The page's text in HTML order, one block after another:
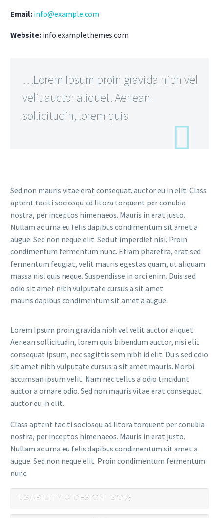
Email: info@example.com
Website: info.examplethemes.com
…Lorem Ipsum proin gravida nibh vel
velit auctor aliquet. Aenean
sollicitudin, lorem quis
Sed non mauris vitae erat consequat. auctor eu in elit. Class
aptent taciti sociosqu ad litora torquent per conubia
nostra, per inceptos himenaeos. Mauris in erat justo.
Nullam ac urna eu felis dapibus condimentum sit amet a
augue. Sed non neque elit. Sed ut imperdiet nisi. Proin
condimentum fermentum nunc. Etiam pharetra, erat sed
fermentum feugiat, velit mauris egestas quam, ut aliquam
massa nisl quis neque. Suspendisse in orci enim. Duis sed
odio sit amet nibh vulputate cursus a sit amet
mauris dapibus condimentum sit amet a augue.
Lorem Ipsum proin gravida nibh vel velit auctor aliquet.
Aenean sollicitudin, lorem quis bibendum auctor, nisi elit
consequat ipsum, nec sagittis sem nibh id elit. Duis sed odio
sit amet nibh vulputate cursus a sit amet mauris. Morbi
accumsan ipsum velit. Nam nec tellus a odio tincidunt
auctor a ornare odio. Sed non mauris vitae erat consequat.
auctor eu in elit.
Class aptent taciti sociosqu ad litora torquent per conubia
nostra, per inceptos himenaeos. Mauris in erat justo.
Nullam ac urna eu felis dapibus condimentum sit amet a
augue. Sed non neque elit. Proin condimentum fermentum
nunc.
USABILITY & DESIGN 90%